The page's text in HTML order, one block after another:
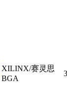
XILINX/赛灵思
BGA